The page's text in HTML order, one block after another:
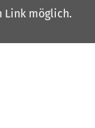
Link möglich.